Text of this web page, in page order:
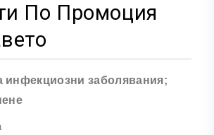
По Промоция
инфекциозни заболявания;